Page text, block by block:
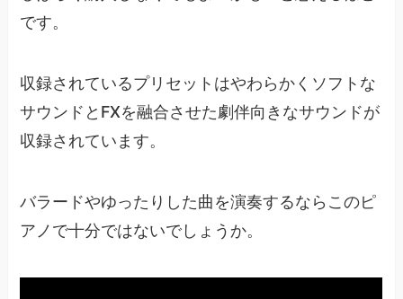
です。
収録されているプリセットはやわらかくソフトな
サウンドとFXを融合させた劇伴向きなサウンドが
収録されています。
バラードやゆったりした曲を演奏するならこのピ
アノで十分ではないでしょうか。